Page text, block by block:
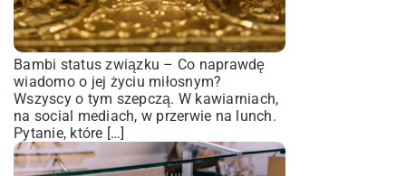
Bambi status związku – Co naprawdę
wiadomo o jej życiu miłosnym?
Wszyscy o tym szepczą. W kawiarniach,
na social mediach, w przerwie na lunch.
Pytanie, które […]